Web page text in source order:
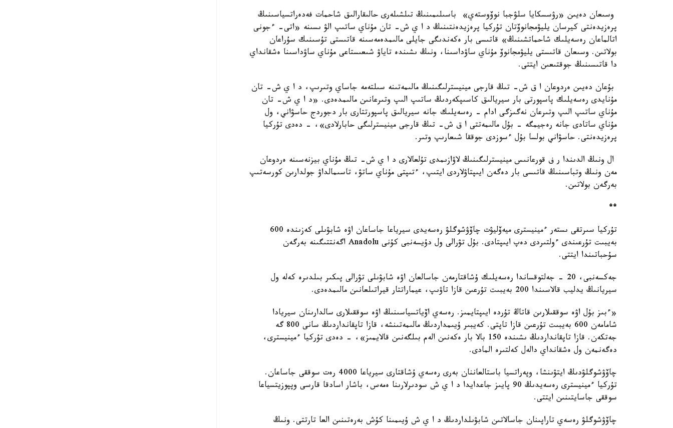
وسىعان دەيىن «رۋسسكايا سلۋجبا نوۆوستەي» باسىلىمىنىڭ تىلشىلەرى حالىقارالىق شاحمات فەدەراتسياسىنىڭ
پرەزيدەنتى كيرسان يليۋمجانوۆتان تۇركيا پرەزيدەنتىنىڭ د ا ي ش- تان مۇناي ساتىپ الۋ ىسىنە «اتى- ءجونى
اتالماعان رەسەيلىك شاحماتشىنىڭ» قاتىسى بار ەكەندىگى جايلى مالىمدەمەسىنە قاتىستى تۇسىنىك سۇراعان
بولاتىن. وسىعان قاتىستى يليۋمجانوۆ مۇناي ساۋداسىنا، ونىڭ ىشىندە تاياۋ شىعىستاعى مۇناي ساۋداسىنا ەشقانداي
دا قاتىسىنىڭ جوقتىعىن ايتتى.
بۇعان دەيىن ەردوعان ا ق ش- تىڭ قارجى مينيسترلىگىنىڭ مالىمەتىنە سىلتەمە جاساي وتىرىپ، د ا ي ش- تان
مۇنايدى رەسەيلىك پاسپورتى بار سيريالىق كاسىپكەردىڭ ساتىپ الىپ وتىرعانىن مالىمدەدى. «د ا ي ش- تان
مۇناي ساتىپ الىپ وتىرعان نەگىزگى ادام - رەسەيلىك جانە سيريالىق پاسپورتتارى بار دجوردج حاسۋاني، ول
مۇناي ساتادى جانە رەجيمگە - بۇل مالىمەتتى ا ق ش- تىڭ قارجى مينيسترلىگى حابارلادى»، - دەدى تۇركيا
پرەزيدەنتى. حاسۋاني بولسا بۇل ءسوزدى جوققا شىعارىپ وتىر.
ال ونىڭ الدىندا ر ف قورعانىس مينيسترلىگىنىڭ لاۋازىمدى تۇلعالارى د ا ي ش- تىڭ مۇناي بيزنەسىنە ەردوعان
مەن ونىڭ وتباسىنىڭ قاتىسى بار دەگەن ايىپتاۋلاردى ايتىپ، ءتىپتى مۇناي ساتۋ، تاسىمالداۋ جولدارىن كورسەتىپ
بەرگەن بولاتىن.
**
تۇركيا سىرتقى ىستەر ءمينيسترى ميەۆليۋت چاۆۋشوگلۋ رەسەيدى سيرياعا جاساعان اۋە شابۋىلى كەزىندە 600
بەيبىت تۇرعىندى ءولتىردى دەپ ايىپتادى. بۇل تۋرالى ول دۇيسەنبى كۇنى Anadolu اگەنتتىگىنە بەرگەن
سۇحباتىندا ايتتى.
جەكسەنبى، 20 - جەلتوقساندا رەسەيلىك ۇشاقتارمەن جاسالعان اۋە شابۋىلى تۋرالى پىكىر بىلدىرە كەلە ول
سيريانىڭ يدليب قالاسىندا 200 بەيبىت تۇرعىن قازا تاۋىپ، عيماراتتار قيراتىلعانىن مالىمدەدى.
«ءبىز بۇل اۋە سوققىلارىن قاتاڭ تۇردە ايىپتايمىز. رەسەي اۆياتسياسىنىڭ اۋە سوققىلارى سالدارىنان سيريادا
شامامەن 600 بەيبىت تۇرعىن قازا تاپتى. كەيبىر ۇيىمداردىڭ مالىمەتىنشە، قازا تاپقانداردىڭ سانى 800 گە
جەتكەن. قازا تاپقانداردىڭ ىشىندە 150 بالا بار ەكەنىن الەم بىلگەنىن قالايمىز»، - دەدى تۇركيا ءمينيسترى،
دەگەنمەن ول ەشقانداي دالەل كەلتىرە المادى.
چاۆۋشوگلۋدىڭ ايتۋىنشا، وپەراتسيا باستالعاننان بەرى رەسەي ۇشاقتارى سيرياعا 4000 رەت سوققى جاساعان.
تۇركيا ءمينيسترى رەسەيدىڭ 90 پايىز جاعدايدا د ا ي ش سودىرلارىنا ەمەس، باشار اسادقا قارسى وپپوزيتسياعا
سوققى جاسايتىنىن ايتتى.
چاۆۋشوگلۋ رەسەي تاراپىنان جاسالاتىن شابۋىلداردىڭ د ا ي ش ۇيىمىنا كۇش بەرەتىنىن العا تارتتى. ونىڭ